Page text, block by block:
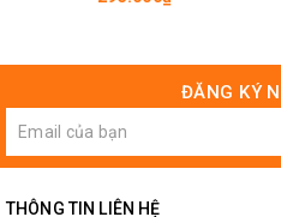
Cuối cùng đưa chân linh
hàn trên boarch mạch cùng
nóng đều thì mối hàn sẽ chắc
ĐĂNG KÝ
THÔNG TIN LIÊN HỆ